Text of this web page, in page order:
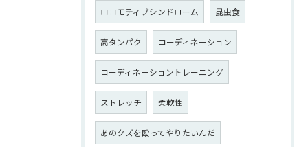
ロコモティブシンドローム 昆虫食
高タンパク コーディネーション
コーディネーショントレーニング
ストレッチ 柔軟性
あのクズを殴ってやりたいんだ